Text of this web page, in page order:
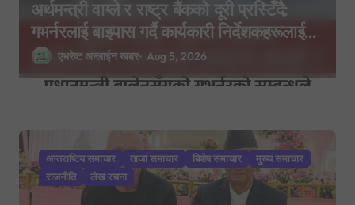
अर्थमन्त्री वाग्ले र राष्ट्र बैंकको दूरी प्रस्टिँदै:
गभर्नरलाई बाइपास गर्दै कार्यकारी निर्देशकहरूलाई
मन्त्रालय बोलाइयो
एभरेष्ट अन्लाईन खबर Aug 5, 2026
अन्तराष्टिय समाचार ताजा समाचार बिशेष समाचार
मुख्य समाचार
राजनीति
लेख रचना